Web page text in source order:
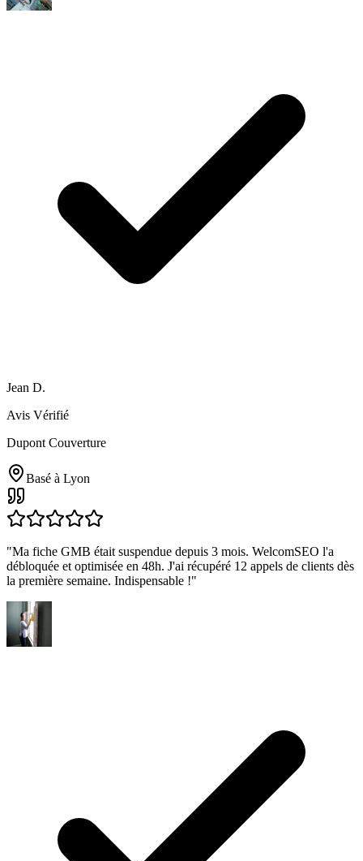
Jean D.
Avis Vérifié
Dupont Couverture
Basé à Lyon
"Ma fiche GMB était suspendue depuis 3 mois. WelcomSEO l'a
débloquée et optimisée en 48h. J'ai récupéré 12 appels de clients dès
la première semaine. Indispensable !"